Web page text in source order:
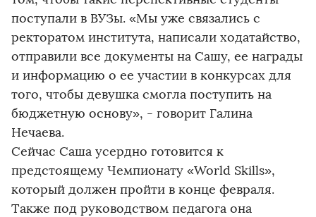
поступали в ВУЗы. «Мы уже связались с
ректоратом института, написали ходатайство,
отправили все документы на Сашу, ее награды
и информацию о ее участии в конкурсах для
того, чтобы девушка смогла поступить на
бюджетную основу», - говорит Галина
Нечаева.
Сейчас Саша усердно готовится к
предстоящему Чемпионату «World Skills»,
который должен пройти в конце февраля.
Также под руководством педагога она